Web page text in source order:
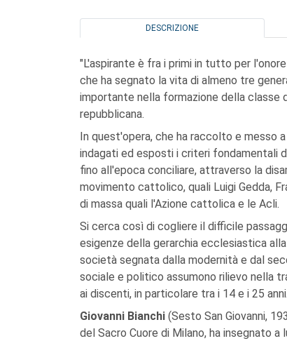
DESCRIZIONE
"L'aspirante è fra i primi in tutto per
che ha segnato la vita di almeno tre
importante nella formazione della classe
repubblicana.
In quest'opera, che ha raccolto e messo
indagati ed esposti i criteri fondamentali
fino all'epoca conciliare, attraverso la
movimento cattolico, quali Luigi Gedda,
di massa quali l'Azione cattolica e le Acli.
Si cerca così di cogliere il difficile
esigenze della gerarchia ecclesiastica
società segnata dalla modernità e dal
sociale e politico assumono rilievo nella
ai discenti, in particolare tra i 14 e i 25 anni.
Giovanni Bianchi (Sesto San Giovanni,
del Sacro Cuore di Milano, ha insegnato